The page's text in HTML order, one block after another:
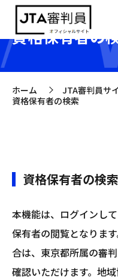
資格保有者の
ホーム >
JTA審判員サ
資格保有者の検索
資格保有者の検
本機能は、ログインし
保有者の閲覧となりま
合は、東京都所属の審
確認いただけます。地